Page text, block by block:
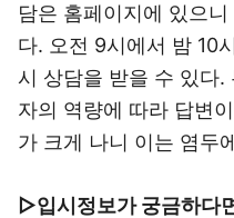
담은 홈페이지에 있으
다. 오전 9시에서 밤 10
시 상담을 받을 수 있다.
자의 역량에 따라 답변
가 크게 나니 이는 염두
▷입시정보가 궁금하다